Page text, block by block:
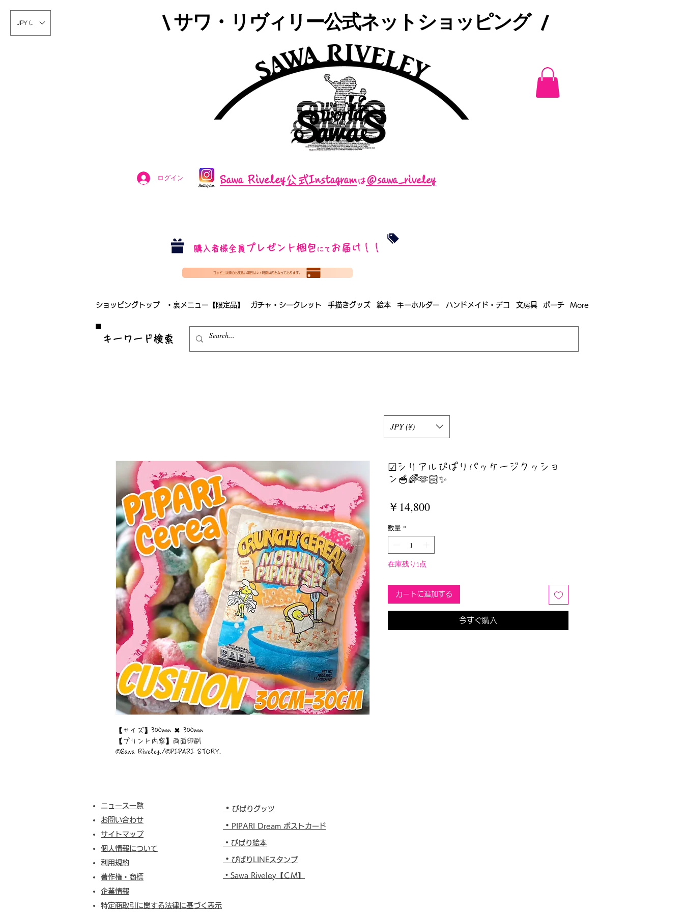
JPY (¥) \ サワ・リヴィリー公式ネットショッピング /​
Sawa Riveley公式Instagramは＠sawa_riveley
ログイン
購入者様全員 プレゼント梱包 にて お届け！！
コンビニ決済のお支払い期日は２４時間以内となっております。
ショッピングトップ ・裏メニュー【限定品】 ガチャ・シークレット 手描きグッズ 絵本 キーホルダー ハンドメイド・デコ 文房具 ポーチ More
​キーワード検索
【サイズ】300mm ✖︎ 300mm
【プリント内容】両面印刷
©︎Sawa Riveley./©︎PIPARI STORY.
☑︎シリアルぴぱりパッケージクッショ
ン🥣🌈🫶🏻✨
￥14,800価
数量 *
在庫残り1点
カートに追加する
今すぐ購入
JPY (¥)
ニュース一覧
お問い合わせ
サイトマップ
個人情報について
利用規約
著作権・商標
企業情報
​特定商取引に関する法律に基づく表示
・ ぴぱりグッツ
・ PIPARI Dream ポストカード
・ ぴぱり絵本
・ ぴぱりLINEスタンプ
​・ Sawa Riveley【ＣＭ】